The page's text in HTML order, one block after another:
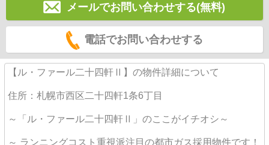
メールでお問い合わせする(無料)
電話でお問い合わせする
【ル・ファール二十四軒Ⅱ】の物件詳細について
住所：札幌市西区二十四軒1条6丁目
～「ル・ファール二十四軒Ⅱ」のここがイチオシ～
～ ランニングコスト重視派注目の都市ガス採用物件です！